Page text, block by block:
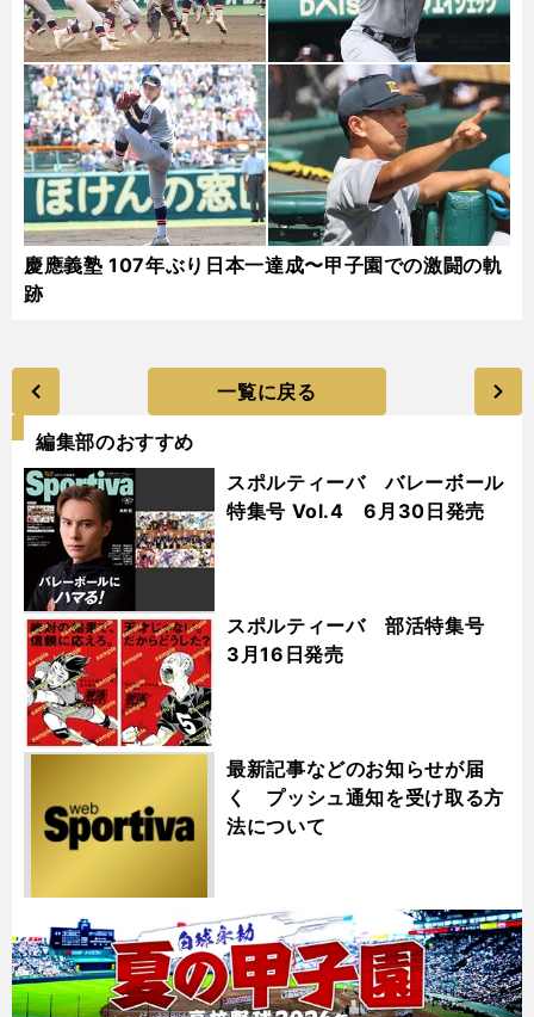
慶應義塾 107年ぶり日本一達成〜甲子園での激闘の軌
跡
一覧に戻る
編集部のおすすめ
スポルティーバ バレーボール
特集号 Vol.4 6月30日発売
スポルティーバ 部活特集号
3月16日発売
最新記事などのお知らせが届
く プッシュ通知を受け取る方
法について